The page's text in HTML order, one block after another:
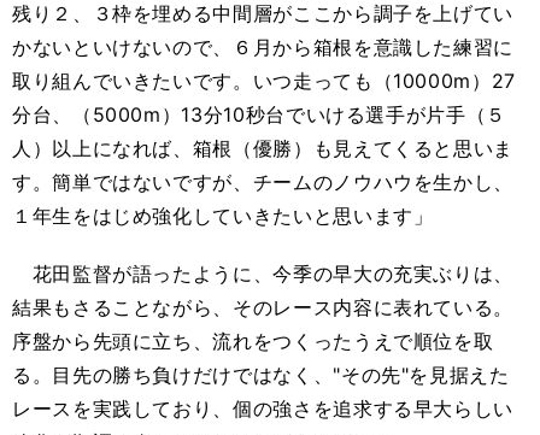
残り２、３枠を埋める中間層がここから調子を上げてい
かないといけないので、６月から箱根を意識した練習に
取り組んでいきたいです。いつ走っても（10000m ） 27
分台、（ 5000m ） 13分10秒台でいける選手が片手（５
人）以上になれば、箱根（優勝）も見えてくると思いま
す。簡単ではないですが、チームのノウハウを生かし、
１年生をはじめ強化していきたいと思います」
花田監督が語ったように、今季の早大の充実ぶりは、
結果もさることながら、そのレース内容に表れている。
序盤から先頭に立ち、流れをつくったうえで順位を取
る。目先の勝ち負けだけではなく、"その先"を見据えた
レースを実践しており、個の強さを追求する早大らしい